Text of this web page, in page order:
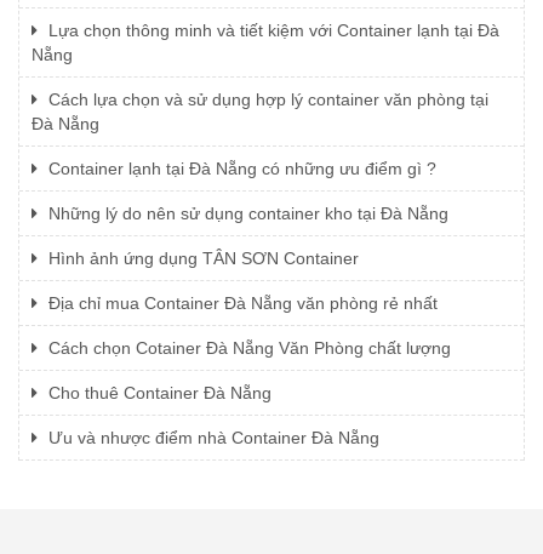
Lựa chọn thông minh và tiết kiệm với Container lạnh tại Đà
Nẵng
Cách lựa chọn và sử dụng hợp lý container văn phòng tại
Đà Nẵng
Container lạnh tại Đà Nẵng có những ưu điểm gì ?
Những lý do nên sử dụng container kho tại Đà Nẵng
Hình ảnh ứng dụng TÂN SƠN Container
Địa chỉ mua Container Đà Nẵng văn phòng rẻ nhất
Cách chọn Cotainer Đà Nẵng Văn Phòng chất lượng
Cho thuê Container Đà Nẵng
Ưu và nhược điểm nhà Container Đà Nẵng